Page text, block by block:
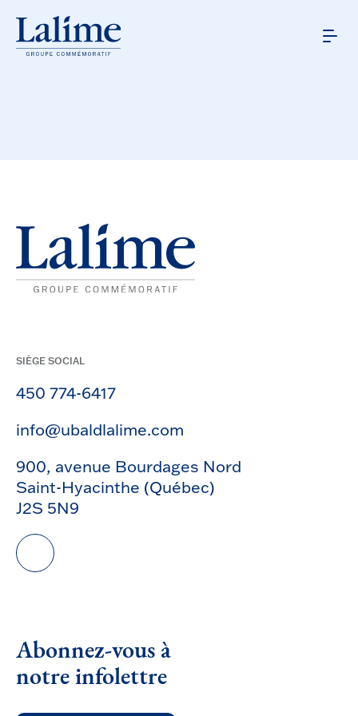
SIÈGE SOCIAL
450 774-6417
info@ubaldlalime.com
900, avenue Bourdages Nord
Saint-Hyacinthe (Québec)
J2S 5N9
Abonnez-vous à
notre infolettre